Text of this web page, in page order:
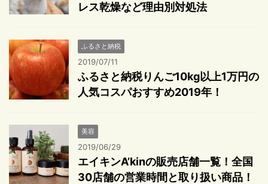
レス乾燥など理由別対処法
ふるさと納税
2019/07/11
ふるさと納税りんご10kg以上1万円の
人気コスパおすすめ2019年！
美容
2019/06/29
エイキンA’kinの販売店舗一覧！全国
30店舗の営業時間と取り扱い商品！